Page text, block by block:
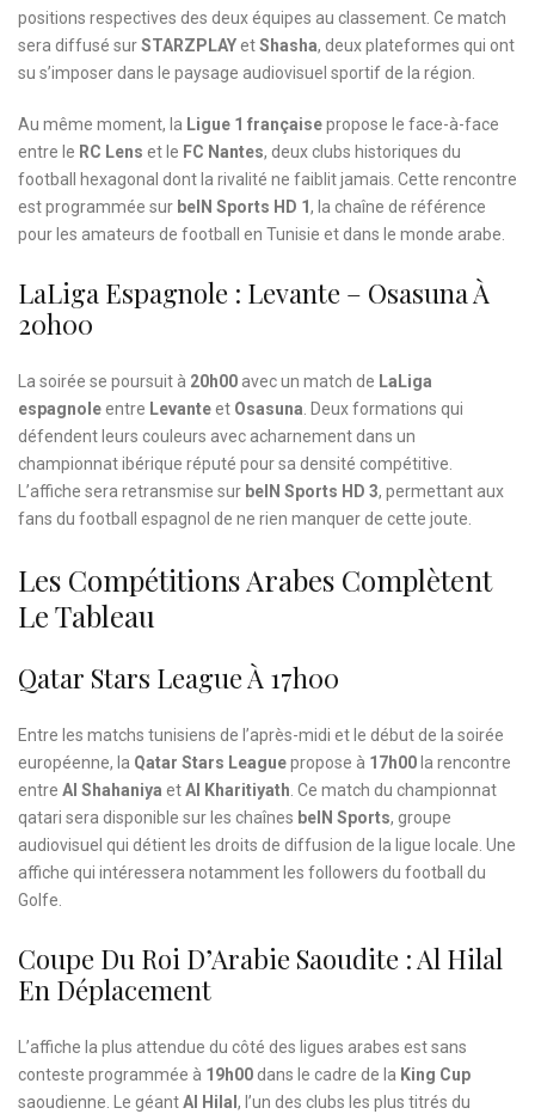
positions respectives des deux équipes au classement. Ce match
sera diffusé surSTARZPLAYetShasha, deux plateformes qui ont
su s’imposer dans le paysage audiovisuel sportif de la région.
Au même moment, la Ligue 1 françaisepropose le face-à-face
entre le RC Lens et le FC Nantes, deux clubs historiques du
football hexagonal dont la rivalité ne faiblit jamais. Cette rencontre
est programmée sur beIN Sports HD 1, la chaîne de référence
pour les amateurs de football en Tunisie et dans le monde arabe.
LaLiga Espagnole : Levante – Osasuna À
20h00
La soirée se poursuit à 20h00 avec un match de LaLiga
espagnoleentre Levanteet Osasuna . Deux formations qui
défendent leurs couleurs avec acharnement dans un
championnat ibérique réputé pour sa densité compétitive.
L’affiche sera retransmise sur beIN Sports HD 3, permettant aux
fans du football espagnol de ne rien manquer de cette joute.
Les Compétitions Arabes Complètent
Le Tableau
Qatar Stars League À 17h00
Entre les matchs tunisiens de l’après-midi et le début de la soirée
européenne, la Qatar Stars Leaguepropose à 17h00 la rencontre
entre Al Shahaniya etAl Kharitiyath . Ce match du championnat
qatari sera disponible sur les chaînes beIN Sports, groupe
audiovisuel qui détient les droits de diffusion de la ligue locale. Une
affiche qui intéressera notamment les followers du football du
Golfe.
Coupe Du Roi D’Arabie Saoudite : Al Hilal
En Déplacement
L’affiche la plus attendue du côté des ligues arabes est sans
conteste programmée à 19h00 dans le cadre de la King Cup
saoudienne. Le géantAl Hilal , l’un des clubs les plus titrés du